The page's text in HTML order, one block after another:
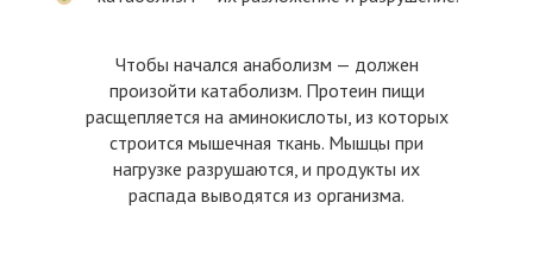
Чтобы начался анаболизм — должен
произойти катаболизм. Протеин пищи
расщепляется на аминокислоты, из которых
строится мышечная ткань. Мышцы при
нагрузке разрушаются, и продукты их
распада выводятся из организма.